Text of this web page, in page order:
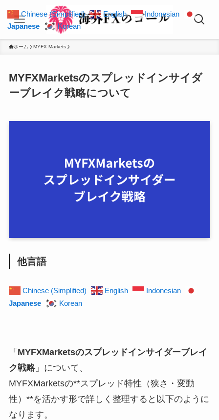
ホーム MYFX Markets
MYFXMarketsのスプレッドインサイダ
ーブレイク戦略について
他言語
Chinese (Simplified) English
Indonesian
Japanese
Korean
「 MYFXMarketsのスプレッドインサイダーブレイ
ク戦略」について、
MYFXMarketsの**スプレッド特性（狭さ・変動
性）**を活かす形で詳しく整理すると以下のように
なります。
Chinese (Simplified) English
Indonesian
Japanese
Korean